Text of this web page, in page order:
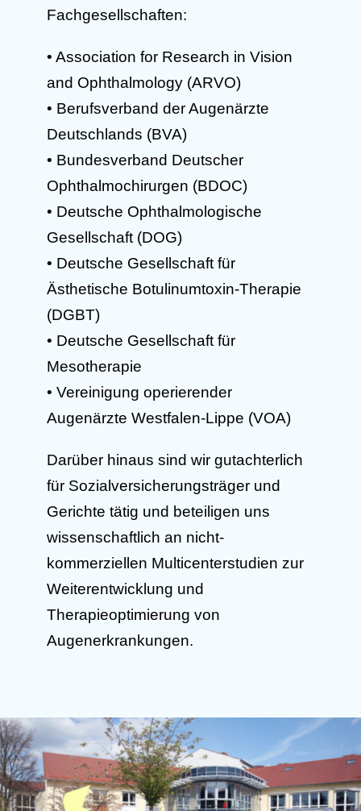
Fachgesellschaften:
• Association for Research in Vision
and Ophthalmology (ARVO)
• Berufsverband der Augenärzte
Deutschlands (BVA)
• Bundesverband Deutscher
Ophthalmochirurgen (BDOC)
• Deutsche Ophthalmologische
Gesellschaft (DOG)
• Deutsche Gesellschaft für
Ästhetische Botulinumtoxin-Therapie
(DGBT)
• Deutsche Gesellschaft für
Mesotherapie
• Vereinigung operierender
Augenärzte Westfalen-Lippe (VOA)
Darüber hinaus sind wir gutachterlich
für Sozialversicherungsträger und
Gerichte tätig und beteiligen uns
wissenschaftlich an nicht-
kommerziellen Multicenterstudien zur
Weiterentwicklung und
Therapieoptimierung von
Augenerkrankungen.